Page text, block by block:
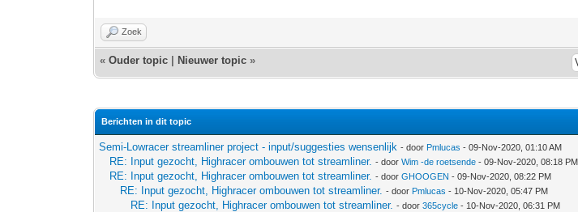
Zoek
«Ouder topic Nieuwer topic »
Berichten in dit topic
Semi-Lowracer streamliner project - input/suggesties wensenlijk - door Pmlucas - 09-Nov-2020, 01:10 AM
RE: Input gezocht, Highracer ombouwen tot streamliner. - doorWim -de roetsende - 09-Nov-2020, 08:18 PM
RE: Input gezocht, Highracer ombouwen tot streamliner. - doorGHOOGEN - 09-Nov-2020, 08:22 PM
RE: Input gezocht, Highracer ombouwen tot streamliner. - door Pmlucas - 10-Nov-2020, 05:47 PM
RE: Input gezocht, Highracer ombouwen tot streamliner. - door365cycle - 10-Nov-2020, 06:31 PM